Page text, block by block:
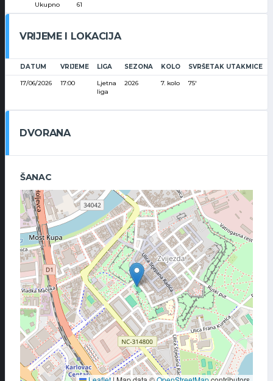
Ukupno 61
VRIJEME I LOKACIJA
DATUM VRIJEME LIGA SEZONA KOLO SVRŠETAK UTAKMICE
17/06/2026 17:00
Ljetna
liga
2026 7. kolo 75'
DVORANA
ŠANAC